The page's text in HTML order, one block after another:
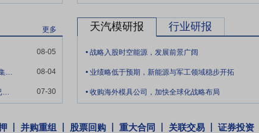
更多
08-05
请问贵公司旗下全资子公司天津敏捷云科技有限公司，在智能产线中集成应用工业机器人 08-04
董秘您好，向公司咨询三个问题：1、公司重大资产重组问询函下发已有一段时间，目前 07-30
天汽模研报 行业研报
. 战略入股时空能源，发展前景广阔
. 业绩略低于预期，新能源与军工领域稳步开拓
. 收购海外模具公司，加快全球化战略布局
并购重组 股票回购 重大合同 关联交易 证券投资